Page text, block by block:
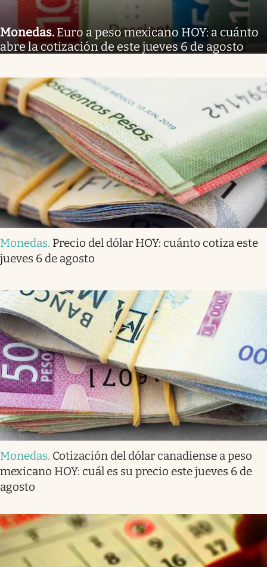
Monedas. Euro a peso mexicano HOY: a cuánto
abre la cotización de este jueves 6 de agosto
Monedas. Precio del dólar HOY: cuánto cotiza este
jueves 6 de agosto
Monedas. Cotización del dólar canadiense a peso
mexicano HOY: cuál es su precio este jueves 6 de
agosto